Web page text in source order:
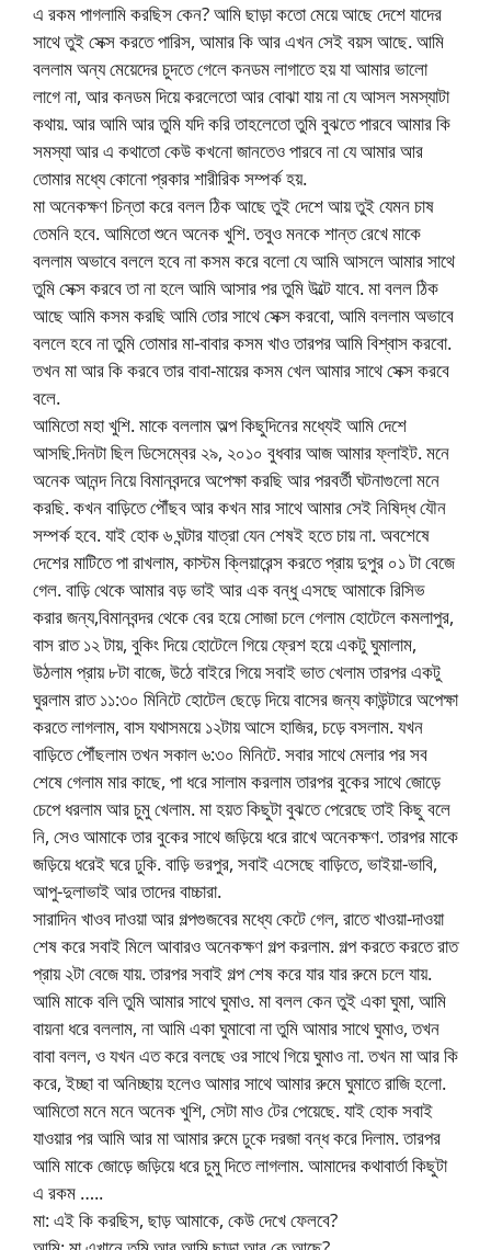
এ রকম পাগলামি করছিস কেন? আমি ছাড়া কতো মেয়ে আছে দেশে যাদের
সাথে তুই সেক্স করতে পারিস, আমার কি আর এখন সেই বয়স আছে. আমি
বললাম অন্য মেয়েদের চুদতে গেলে কনডম লাগাতে হয় যা আমার ভালো
লাগে না, আর কনডম দিয়ে করলেতো আর বোঝা যায় না যে আসল সমস্যাটা
কথায়. আর আমি আর তুমি যদি করি তাহলেতো তুমি বুঝতে পারবে আমার কি
সমস্যা আর এ কথাতো কেউ কখনো জানতেও পারবে না যে আমার আর
তোমার মধ্যে কোনো প্রকার শারীরিক সম্পর্ক হয়.
মা অনেকক্ষণ চিন্তা করে বলল ঠিক আছে তুই দেশে আয় তুই যেমন চাষ
তেমনি হবে. আমিতো শুনে অনেক খুশি. তবুও মনকে শান্ত রেখে মাকে
বললাম অভাবে বললে হবে না কসম করে বলো যে আমি আসলে আমার সাথে
তুমি সেক্স করবে তা না হলে আমি আসার পর তুমি উল্টে যাবে. মা বলল ঠিক
আছে আমি কসম করছি আমি তোর সাথে সেক্স করবো, আমি বললাম অভাবে
বললে হবে না তুমি তোমার মা-বাবার কসম খাও তারপর আমি বিশ্বাস করবো.
তখন মা আর কি করবে তার বাবা-মায়ের কসম খেল আমার সাথে সেক্স করবে
বলে.
আমিতো মহা খুশি. মাকে বললাম অল্প কিছুদিনের মধ্যেই আমি দেশে
আসছি.দিনটা ছিল ডিসেম্বের ২৯, ২০১০ বুধবার আজ আমার ফ্লাইট. মনে
অনেক আনন্দ নিয়ে বিমানবন্দরে অপেক্ষা করছি আর পরবর্তী ঘটনাগুলো মনে
করছি. কখন বাড়িতে পৌঁছব আর কখন মার সাথে আমার সেই নিষিদ্ধ যৌন
সম্পর্ক হবে. যাই হোক ৬ ঘন্টার যাত্রা যেন শেষই হতে চায় না. অবশেষে
দেশের মাটিতে পা রাখলাম, কাস্টম ক্লিয়ারেন্স করতে প্রায় দুপুর ০১ টা বেজে
গেল. বাড়ি থেকে আমার বড় ভাই আর এক বন্ধু এসছে আমাকে রিসিভ
করার জন্য,বিমানবন্দর থেকে বের হয়ে সোজা চলে গেলাম হোটেলে কমলাপুর,
বাস রাত ১২ টায়, বুকিং দিয়ে হোটেলে গিয়ে ফ্রেশ হয়ে একটু ঘুমালাম,
উঠলাম প্রায় ৮টা বাজে, উঠে বাইরে গিয়ে সবাই ভাত খেলাম তারপর একটু
ঘুরলাম রাত ১১:৩০ মিনিটে হোটেল ছেড়ে দিয়ে বাসের জন্য কাউন্টারে অপেক্ষা
করতে লাগলাম, বাস যথাসময়ে ১২টায় আসে হাজির, চড়ে বসলাম. যখন
বাড়িতে পৌঁছলাম তখন সকাল ৬:৩০ মিনিটে. সবার সাথে মেলার পর সব
শেষে গেলাম মার কাছে, পা ধরে সালাম করলাম তারপর বুকের সাথে জোড়ে
চেপে ধরলাম আর চুমু খেলাম. মা হয়ত কিছুটা বুঝতে পেরেছে তাই কিছু বলে
নি, সেও আমাকে তার বুকের সাথে জড়িয়ে ধরে রাখে অনেকক্ষণ. তারপর মাকে
জড়িয়ে ধরেই ঘরে ঢুকি. বাড়ি ভরপুর, সবাই এসেছে বাড়িতে, ভাইয়া-ভাবি,
আপু-দুলাভাই আর তাদের বাচ্চারা.
সারাদিন খাওব দাওয়া আর গল্পগুজবের মধ্যে কেটে গেল, রাতে খাওয়া-দাওয়া
শেষ করে সবাই মিলে আবারও অনেকক্ষণ গল্প করলাম. গল্প করতে করতে রাত
প্রায় ২টা বেজে যায়. তারপর সবাই গল্প শেষ করে যার যার রুমে চলে যায়.
আমি মাকে বলি তুমি আমার সাথে ঘুমাও. মা বলল কেন তুই একা ঘুমা, আমি
বায়না ধরে বললাম, না আমি একা ঘুমাবো না তুমি আমার সাথে ঘুমাও, তখন
বাবা বলল, ও যখন এত করে বলছে ওর সাথে গিয়ে ঘুমাও না. তখন মা আর কি
করে, ইচ্ছা বা অনিচ্ছায় হলেও আমার সাথে আমার রুমে ঘুমাতে রাজি হলো.
আমিতো মনে মনে অনেক খুশি, সেটা মাও টের পেয়েছে. যাই হোক সবাই
যাওয়ার পর আমি আর মা আমার রুমে ঢুকে দরজা বন্ধ করে দিলাম. তারপর
আমি মাকে জোড়ে জড়িয়ে ধরে চুমু দিতে লাগলাম. আমাদের কথাবার্তা কিছুটা
এ রকম …..
মা: এই কি করছিস, ছাড় আমাকে, কেউ দেখে ফেলবে?